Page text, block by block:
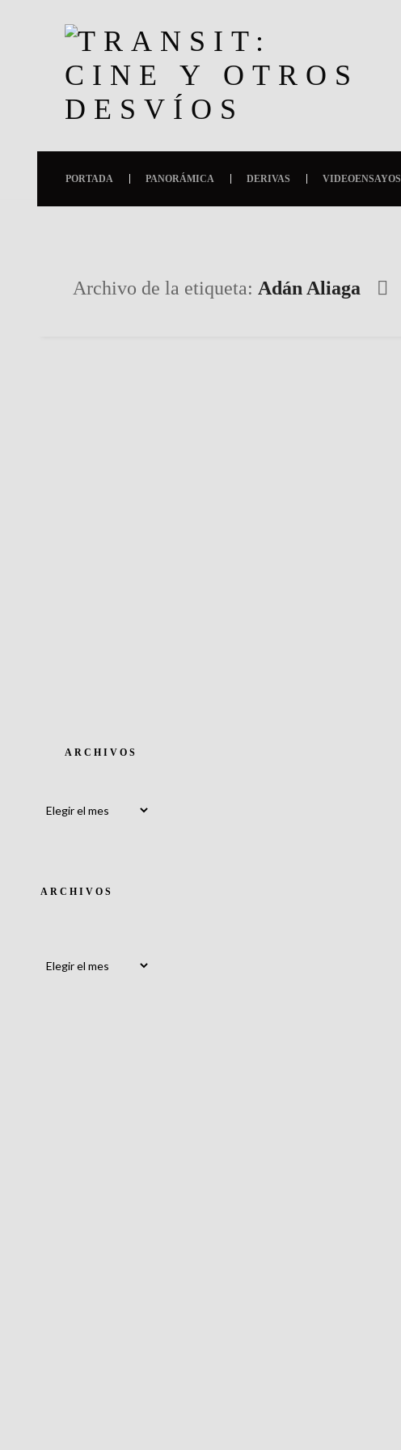
PORTADA PANORÁMICA DERIVAS VIDEOENSAYOS
Archivo de la etiqueta: Adán Aliaga
ARCHIVOS
ARCHIVOS